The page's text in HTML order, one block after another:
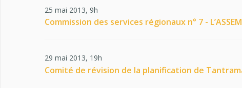
25 mai 2013, 9h
Commission des services régionaux n° 7 -
29 mai 2013, 19h
Comité de révision de la planification de